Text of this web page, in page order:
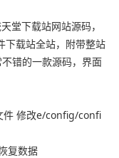
堂下载站网站源码，
下载站全站，附带整站
错的一款源码，界面
件 修改e/config/confi
复数据